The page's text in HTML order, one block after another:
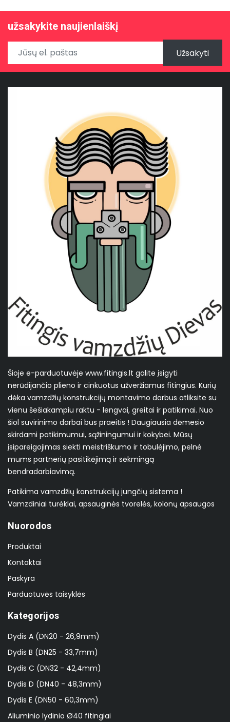
užsakykite naujienlaiškį
Užsakyti
Šioje e-parduotuvėje www.fitingis.lt galite įsigyti
nerūdijančio plieno ir cinkuotus užveržiamus fitingius. Kurių
dėka vamzdžių konstrukcijų montavimo darbus atliksite su
vienu šešiakampiu raktu - lengvai, greitai ir patikimai. Nuo
šiol suvirinimo darbai bus praeitis ! Daugiausia dėmesio
skirdami patikimumui, sąžiningumui ir kokybei. Mūsų
įsipareigojimas siekti meistriškumo ir tobulėjimo, pelnė
mums partnerių pasitikėjimą ir sėkmingą
bendradarbiavimą.
Patikima vamzdžių konstrukcijų jungčių sistema !
Vamzdiniai turėklai, apsauginės tvorelės, kolonų apsaugos
Nuorodos
Produktai
Kontaktai
Paskyra
Parduotuvės taisyklės
Kategorijos
Dydis A (DN20 - 26,9mm)
Dydis B (DN25 - 33,7mm)
Dydis C (DN32 - 42,4mm)
Dydis D (DN40 - 48,3mm)
Dydis E (DN50 - 60,3mm)
Aliuminio lydinio Ø40 fitingiai